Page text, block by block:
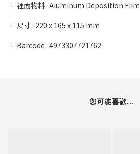
- 裡面物料 : Aluminum Deposition Film
- 尺寸 : 220 x 165 x 115 mm
- Barcode : 4973307721762
您可能喜歡...